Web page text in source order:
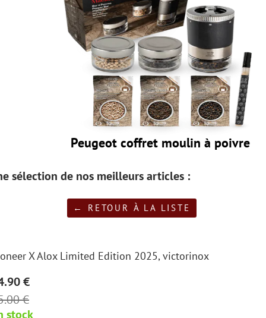
Peugeot coffret moulin à poivre
← RETOUR À LA LISTE
X Alox Limited Edition 2025, victorinox
€
€
stock
sélection de nos meilleurs articles :